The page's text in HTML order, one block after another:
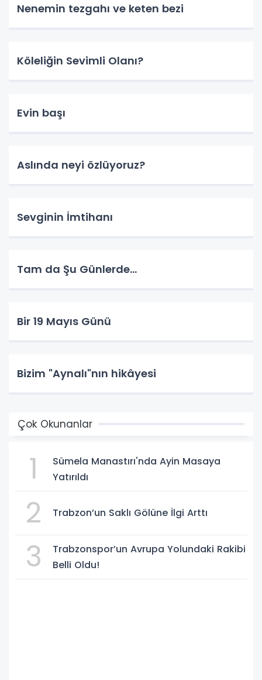
Nenemin tezgahı ve keten bezi
Köleliğin Sevimli Olanı?
Evin başı
Aslında neyi özlüyoruz?
Sevginin İmtihanı
Tam da Şu Günlerde...
Bir 19 Mayıs Günü
Bizim "Aynalı"nın hikâyesi
Çok Okunanlar
1
Sümela Manastırı'nda Ayin Masaya
Yatırıldı
2 Trabzon’un Saklı Gölüne İlgi Arttı
3
Trabzonspor’un Avrupa Yolundaki Rakibi
Belli Oldu!